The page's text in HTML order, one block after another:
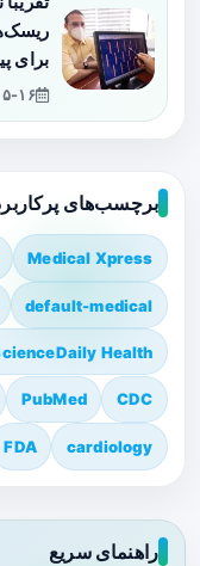
برای
برچسب‌های
Medical Xpress
default-medical
Health
CDC
PubMed
cardiology
FDA
راهنمای سریع